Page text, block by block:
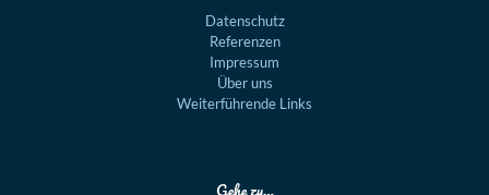
Datenschutz
Referenzen
Impressum
Über uns
Weiterführende Links